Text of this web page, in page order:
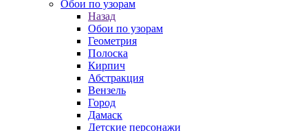
Обои по узорам
Назад
Обои по узорам
Геометрия
Полоска
Кирпич
Абстракция
Вензель
Город
Дамаск
Детские персонажи